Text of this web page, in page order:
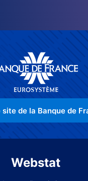
site de la Banque de
Webstat